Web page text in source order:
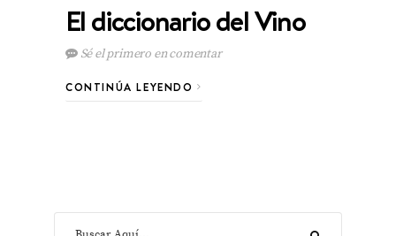
El diccionario del Vino
Sé el primero en comentar
CONTINÚA LEYENDO